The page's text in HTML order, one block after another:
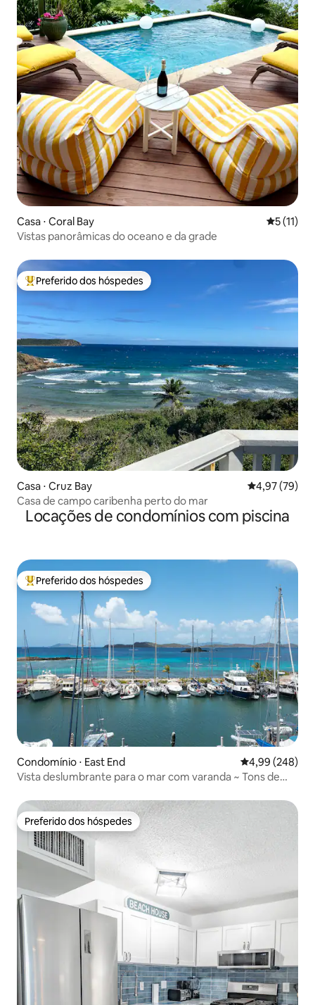
Casa ⋅ Coral Bay 5 de uma
5 (11)
Vistas panorâmicas do oceano e da grade
Entre os melhores preferidos dos hóspedes
Preferido dos hóspedes
Casa ⋅ Cruz Bay 4,97 de uma
4,97 (79)
Casa de campo caribenha perto do mar
Locações de condomínios com piscina
Entre os melhores preferidos dos hóspedes
Preferido dos hóspedes
Condomínio ⋅ East End 4,99 de uma
4,99 (248)
Vista deslumbrante para o mar com varanda ~ Tons de
Preferido dos hóspedes
Preferido dos hóspedes